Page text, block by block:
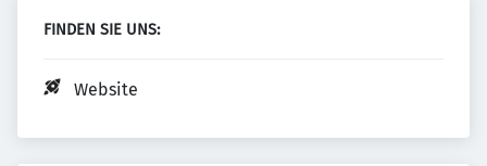
FINDEN SIE UNS:
Website